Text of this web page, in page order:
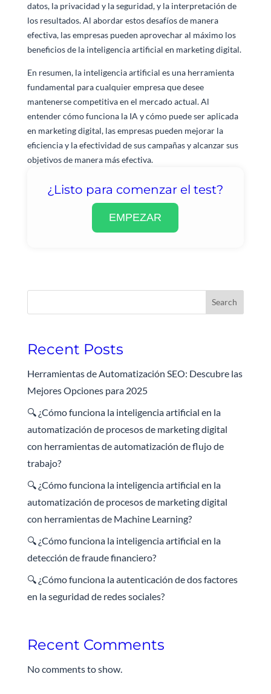
datos, la privacidad y la seguridad, y la interpretación de
los resultados. Al abordar estos desafíos de manera
efectiva, las empresas pueden aprovechar al máximo los
beneficios de la inteligencia artificial en marketing digital.
En resumen, la inteligencia artificial es una herramienta
fundamental para cualquier empresa que desee
mantenerse competitiva en el mercado actual. Al
entender cómo funciona la IA y cómo puede ser aplicada
en marketing digital, las empresas pueden mejorar la
eficiencia y la efectividad de sus campañas y alcanzar sus
objetivos de manera más efectiva.
¿Listo para comenzar el test?
EMPEZAR
Search
Recent Posts
Herramientas de Automatización SEO: Descubre las
Mejores Opciones para 2025
🔍 ¿Cómo funciona la inteligencia artificial en la
automatización de procesos de marketing digital
con herramientas de automatización de flujo de
trabajo?
🔍 ¿Cómo funciona la inteligencia artificial en la
automatización de procesos de marketing digital
con herramientas de Machine Learning?
🔍 ¿Cómo funciona la inteligencia artificial en la
detección de fraude financiero?
🔍 ¿Cómo funciona la autenticación de dos factores
en la seguridad de redes sociales?
Recent Comments
No comments to show.